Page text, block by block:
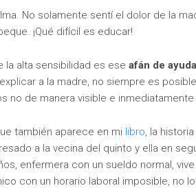
No solamente sentí el dolor de la
¡Qué difícil es educar!
la alta sensibilidad es ese afán de
a la madre, no siempre es
no de manera visible e
también aparece en mi libro, la
a la vecina del quinto y ella en
enfermera con un sueldo normal,
con un horario laboral imposible, no